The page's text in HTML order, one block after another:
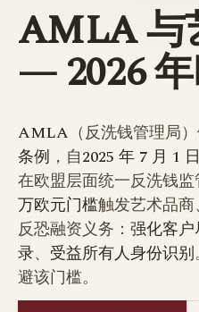
AMLA 与
— 2026
AMLA （反洗钱管理局
条例 ，自2025 年 7 月 1 日
在欧盟层面统一反洗钱监
万欧元门槛触发艺术品
反恐融资义务： 强化客
录、 受益所有人身份识别
避该门槛。